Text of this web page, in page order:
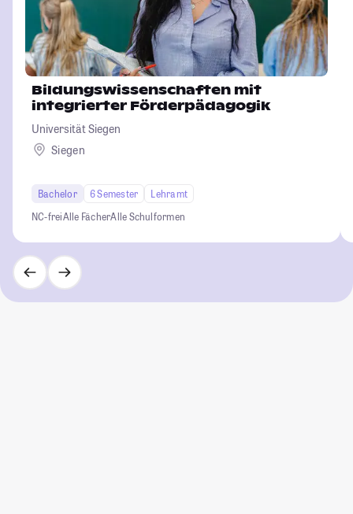
Bildungswissenschaften mit
integrierter Förderpädagogik
Universität Siegen
Siegen
Bachelor 6 Semester
Lehramt
NC-freiAlle FächerAlle Schulformen